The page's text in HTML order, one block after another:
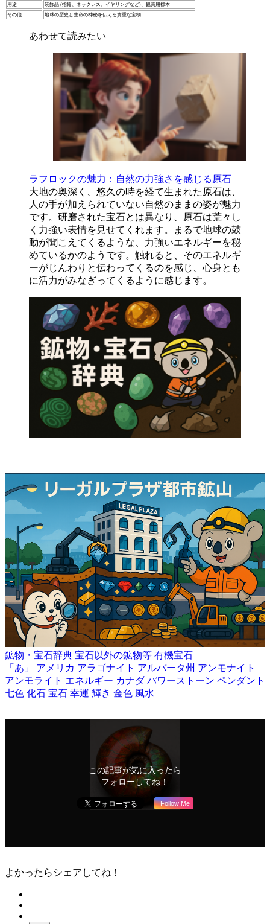
用途
装飾品 (指輪、ネックレス、イヤリングなど)、観賞用標本
その他
地球の歴史と生命の神秘を伝える貴重な宝物
あわせて読みたい
ラフロックの魅力：自然の力強さを感じる原石
大地の奥深く、悠久の時を経て生まれた原石は、
人の手が加えられていない自然のままの姿が魅力
です。研磨された宝石とは異なり、原石は荒々し
く力強い表情を見せてくれます。まるで地球の鼓
動が聞こえてくるような、力強いエネルギーを秘
めているかのようです。触れると、そのエネルギ
ーがじんわりと伝わってくるのを感じ、心身とも
に活力がみなぎってくるように感じます。
鉱物・宝石辞典 宝石以外の鉱物等 有機宝石
「あ」 アメリカ アラゴナイト アルバータ州 アンモナイト
アンモライト エネルギー カナダパワーストーン ペンダント
七色 化石 宝石 幸運 輝き 金色 風水
この記事が気に入ったら
フォローしてね！
Follow Me
よかったらシェアしてね！